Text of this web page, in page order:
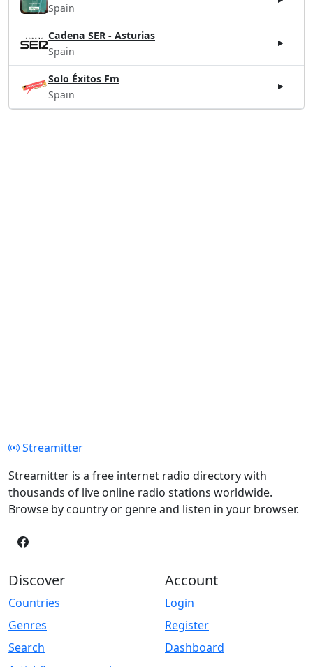
Spain
Cadena SER - Asturias
Spain
Solo Éxitos Fm
Spain
Streamitter
Streamitter is a free internet radio directory with
thousands of live online radio stations worldwide.
Browse by country or genre and listen in your browser.
Discover
Countries
Genres
Search
Account
Login
Register
Dashboard